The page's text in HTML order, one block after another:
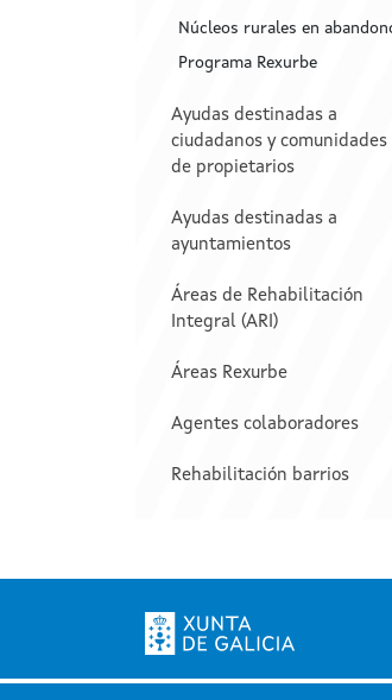
Núcleos rurales en
Programa Rexurbe
Ayudas destinadas a
ciudadanos y comunidades
de propietarios
Ayudas destinadas a
ayuntamientos
Áreas de Rehabilitación
Integral (ARI)
Áreas Rexurbe
Agentes colaboradores
Rehabilitación barrios